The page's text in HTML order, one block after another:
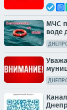
МЧС
воде